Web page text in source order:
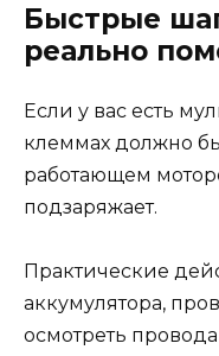
Быстрые
реально
Если у вас есть
клеммах должно
работающем
подзаряжает.
Практические
аккумулятора,
осмотреть